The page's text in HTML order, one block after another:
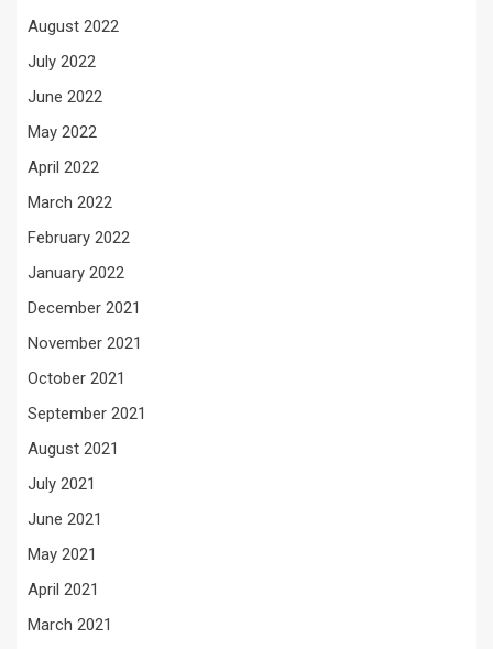
August 2022
July 2022
June 2022
May 2022
April 2022
March 2022
February 2022
January 2022
December 2021
November 2021
October 2021
September 2021
August 2021
July 2021
June 2021
May 2021
April 2021
March 2021